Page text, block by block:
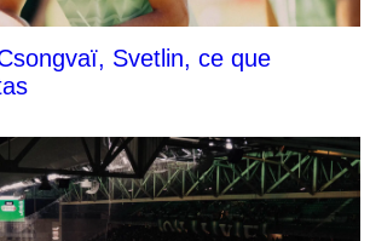
Svetlin, ce que